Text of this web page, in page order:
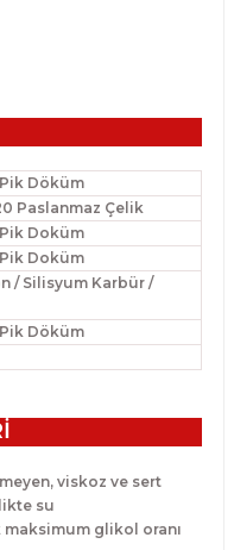
Pik Döküm
Paslanmaz Çelik
Pik Doküm
Pik Doküm
/ Silisyum Karbür /
Pik Döküm
viskoz ve sert
su
glikol oranı